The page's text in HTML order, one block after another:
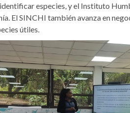
especies, y el Instituto
El SINCHI también avanza en
útiles.